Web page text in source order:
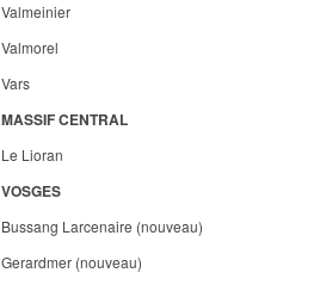
Valmeinier
Valmorel
Vars
MASSIF CENTRAL
Le Lioran
VOSGES
Bussang Larcenaire (nouveau)
Gerardmer (nouveau)